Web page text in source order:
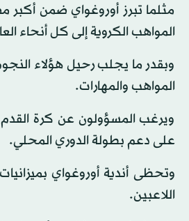
مثلما تبرز أوروغواي ضمن
المواهب الكروية إلى كل أنحاء
وبقدر ما يجلب رحيل هؤلاء
المواهب والمهارات.
ويرغب المسؤولون عن كرة القدم
على دعم بطولة الدوري المحلي.
وتحظى أندية أوروغواي
اللاعبين.